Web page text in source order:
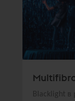
Blacklight в